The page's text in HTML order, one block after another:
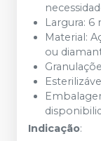
Largura: 6
Material:
ou
Indicação: